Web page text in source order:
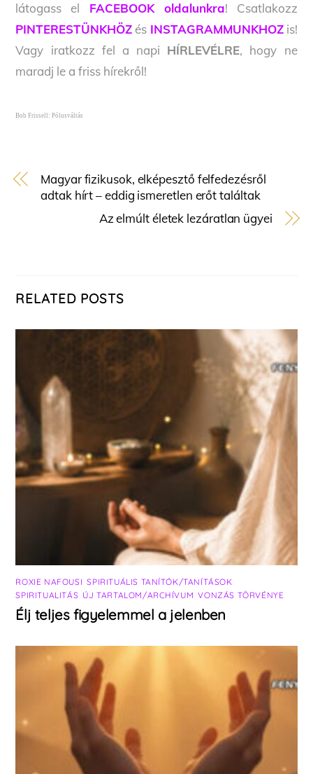
látogass el FACEBOOK oldalunkra! Csatlakozz
PINTERESTÜNKHÖZ és INSTAGRAMMUNKHOZis!
Vagy iratkozz fel a napi HÍRLEVÉLRE, hogy ne
maradj le a friss hírekről!
Bob Frissell: Pólusváltás
Magyar fizikusok, elképesztő felfedezésről
adtak hírt – eddig ismeretlen erőt találtak
Az elmúlt életek lezáratlan ügyei
RELATED POSTS
ROXIE NAFOUSI ,SPIRITUÁLIS TANÍTÓK/TANÍTÁSOK
SPIRITUALITÁS ÚJ TARTALOM/ARCHÍVUM ,VONZÁS TÖRVÉNYE
Élj teljes figyelemmel a jelenben